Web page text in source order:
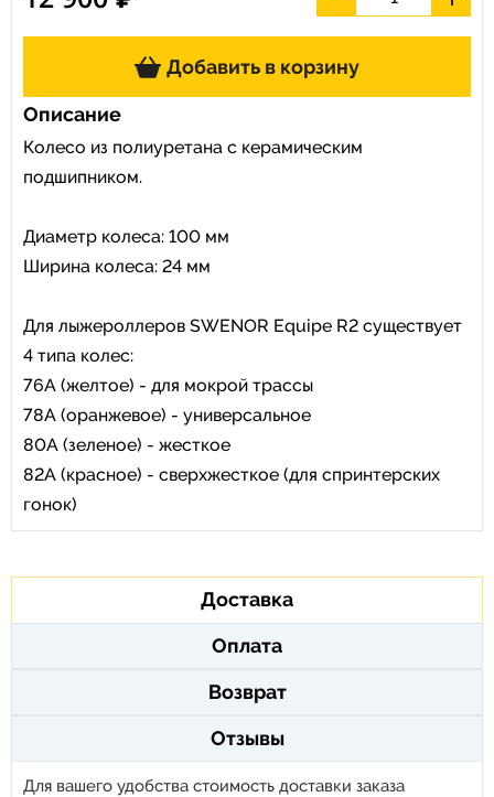
Добавить в корзину
Описание
Колесо из полиуретана с керамическим
подшипником.
Диаметр колеса: 100 мм
Ширина колеса: 24 мм
Для лыжероллеров SWENOR Equipe R2 существует
4 типа колес:
76А (желтое) - для мокрой трассы
78А (оранжевое) - универсальное
80А (зеленое) - жесткое
82А (красное) - сверхжесткое (для спринтерских
гонок)
Доставка
Оплата
Возврат
Отзывы
Для вашего удобства стоимость доставки заказа